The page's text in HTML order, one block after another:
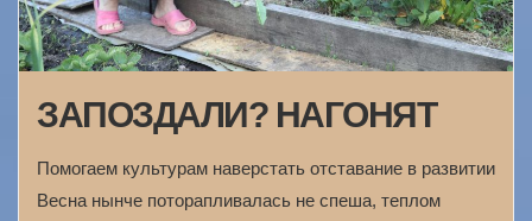
ЗАПОЗДАЛИ? НАГОНЯТ
Помогаем культурам наверстать отставание в развитии
Весна нынче поторапливалась не спеша, теплом